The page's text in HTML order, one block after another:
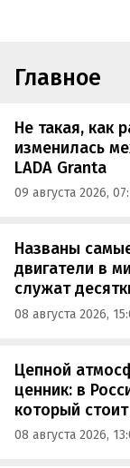
Главное
Не такая, как
изменилась
LADA Granta
09 августа 2026,
Названы
двигатели в
служат
08 августа 2026,
Цепной
ценник: в
который
08 августа 2026,